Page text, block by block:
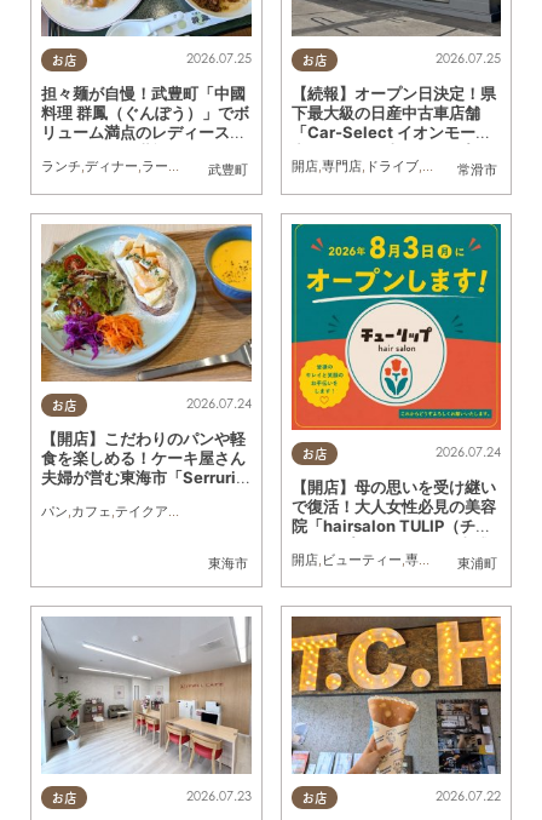
お店
武豊町
2026.07.25
担々麺が自慢！武豊町「中國
料理 群鳳（ぐんぽう）」でボ
リューム満点のレディースセ
ランチ,ディナー,ラーメン 行ってみたレポ ,家族,カップル,おひとりさま,友人
お店
常滑市
2026.07.25
【続報】オープン日決定！県
下最大級の日産中古車店舗
「Car-Select イオンモール
開店,専門店, ドライブ,親子 家族,カップル
お店
東海市
2026.07.24
【開店】こだわりのパンや軽
食を楽しめる！ケーキ屋さん
夫婦が営む東海市「Serrurie
ド）」6/29(月)テストオープ
パン,カフェ,テイクアウト まちネタ,親子,夫婦,家族,カップル,おひとり
お店
東浦町
2026.07.24
【開店】母の思いを受け継い
で復活！大人女性必見の美容
院「hairsalon TULIP（チュ
町にオープン
開店, ビューティー,専門店 おひとりさま
お店 2026.07.23 お店 2026.07.22